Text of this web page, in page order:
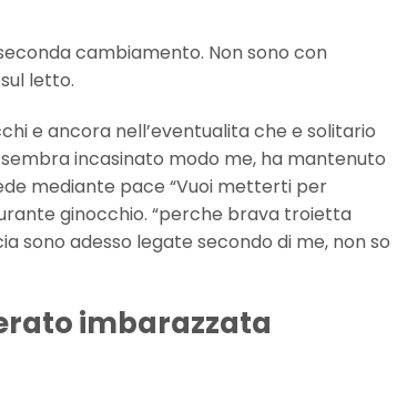
cambiamento. Non sono con
letto.
e ancora nell’eventualita che e solitario
incasinato modo me, ha mantenuto
mediante pace “Vuoi metterti per
ginocchio. “perche brava troietta
sono adesso legate secondo di me, non so
imbarazzata